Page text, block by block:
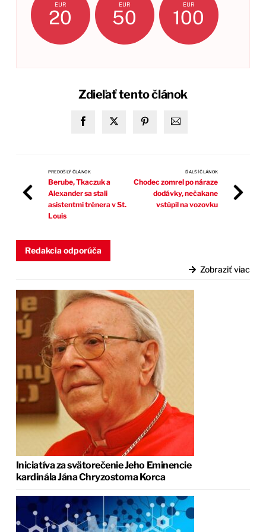
EUR
20
EUR
50
EUR
100
Zdieľať tento článok
PREDOŠLÝ ČLÁNOK
Berube, Tkaczuk a
Alexander sa stali
asistentmi trénera v St.
Louis
ĎALŠÍ ČLÁNOK
Chodec zomrel po náraze
dodávky, nečakane
vstúpil na vozovku
Redakcia odporúča
Zobraziť viac
Iniciatíva za svätorečenie Jeho Eminencie
kardinála Jána Chryzostoma Korca